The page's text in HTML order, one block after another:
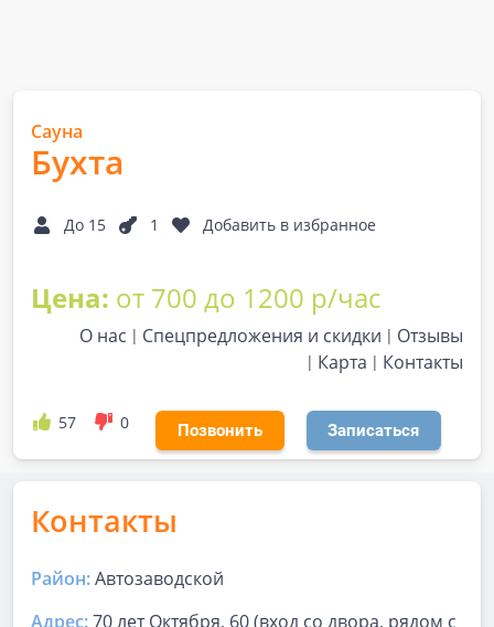
Сауна
Бухта
До 15 1 Добавить в избранное
Цена: от 700 до 1200 р/час
О нас Спецпредложения и скидки
Отзывы
Карта
Контакты
57 0 Позвонить Записаться
Контакты
Район:Автозаводской
Адрес:70 лет Октября, 60 (вход со двора, рядом с